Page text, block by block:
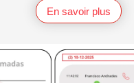
En savoir plus